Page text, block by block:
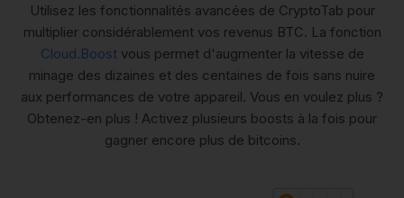
Utilisez les fonctionnalités avancées de CryptoTab pour
multiplier considérablement vos revenus BTC. La fonction
Cloud.Boostvous permet d'augmenter la vitesse de
minage des dizaines et des centaines de fois sans nuire
aux performances de votre appareil. Vous en voulez plus ?
Obtenez-en plus ! Activez plusieurs boosts à la fois pour
gagner encore plus de bitcoins.